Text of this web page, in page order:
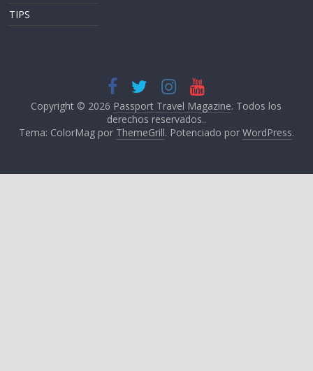
TIPS
Copyright © 2026 Passport Travel Magazine. Todos los
derechos reservados..
Tema: ColorMag por ThemeGrill. Potenciado por WordPress.